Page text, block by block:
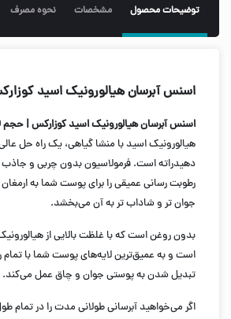
توضیحات محصول مشخصات نحوه مصرف
اسنس آبرسان هیالورونیک اسید
اسنس آبرسان هیالورونیک اسید کوزارکس | حجم 100 میل
هیالورونیک اسید با منشا گیاهی، یک راه حل
دهیدراته است. فرمولاسیون بدون چربی و
رطوبت رسانی عمیقی را برای پوست شما به
جوان تر و شاداب تر به آن می‌بخشد.
بدون روغن است که با غلظت بالایی از
است و به عمیق‌ترین لایه‌های پوست شما با تمام
تبدیل شدن به پوستی جوان و چاق عمل می‌کند.
اگر می‌خواهید آبرسانی طولانی مدت را در تمام